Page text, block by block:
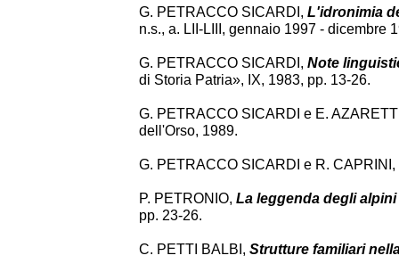
G. PETRACCO SICARDI, L'idronimia
n.s., a. LII-LIII, gennaio 1997 - dicembre
G. PETRACCO SICARDI, Note
di Storia Patria», IX, 1983, pp. 13-26.
G. PETRACCO SICARDI e E.
dell'Orso, 1989.
G. PETRACCO SICARDI e R. CAPRINI,
P. PETRONIO, La leggenda degli
pp. 23-26.
C. PETTI BALBI, Strutture familiari